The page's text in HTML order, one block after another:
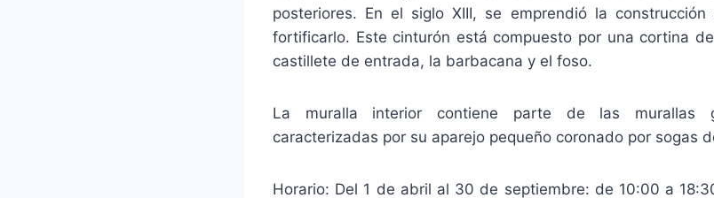
posteriores. En el siglo XIII, se emprendió la
fortificarlo. Este cinturón está compuesto por una cortina
castillete de entrada, la barbacana y el foso.
La muralla interior contiene parte de las murallas
caracterizadas por su aparejo pequeño coronado por sogas
Horario: Del 1 de abril al 30 de septiembre: de 10:00 a